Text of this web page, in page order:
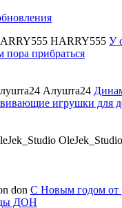
HARRY555 У
пора прибраться
Алушта24
игрушки для
OleJek_Studio
don С Новым годом от
ДОН